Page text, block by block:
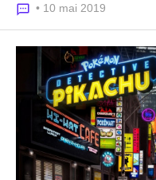
• 10 mai 2019